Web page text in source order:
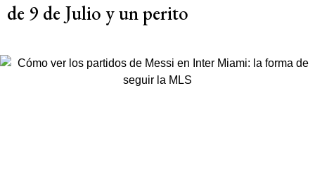
de 9 de Julio y un perito